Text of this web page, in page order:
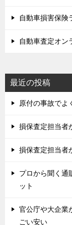
自動車損害保険
自動車査定オン
最近の投稿
原付の事故でよ
損保査定担当者
損保査定担当者
プロから聞く通
ット
官公庁や大企業
ごい安い